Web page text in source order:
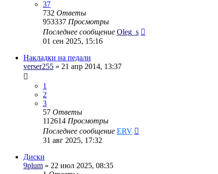
37
732 Ответы
953337 Просмотры
Последнее сообщение Oleg_s
01 сен 2025, 15:16
Накладки на педали
verser255 » 21 апр 2014, 13:37
1
2
3
57 Ответы
112614 Просмотры
Последнее сообщение ERV
31 авг 2025, 17:32
Диски
9plum » 22 июл 2025, 08:35